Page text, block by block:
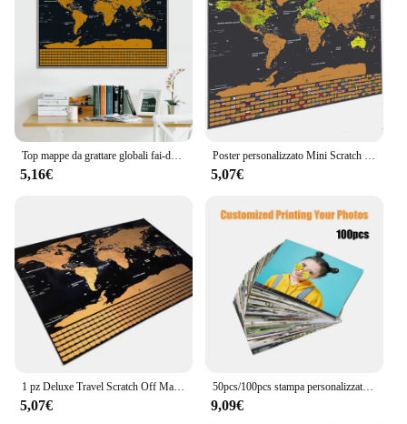
functional. Its design and style cater to a wide range
of artistic preferences, making it a go-to choice for
artists and creative individuals alike. With its
performance and property, you can trust that your
artwork will be as impressive as your vision.
5,16€ 5,07€
1 pz Deluxe Travel Scratch Off Maps per la decorazione della parete della stanza e dell'ufficio, mappe di rivestimento antigraffio, mappe globali Scratch Card come regali
5,07€
50pcs/100pcs stampa personalizzata delle tue foto animali domestici bambini foto di paesaggi per bambini immagini stampa momento importante Record di crescita del bambino
9,09€